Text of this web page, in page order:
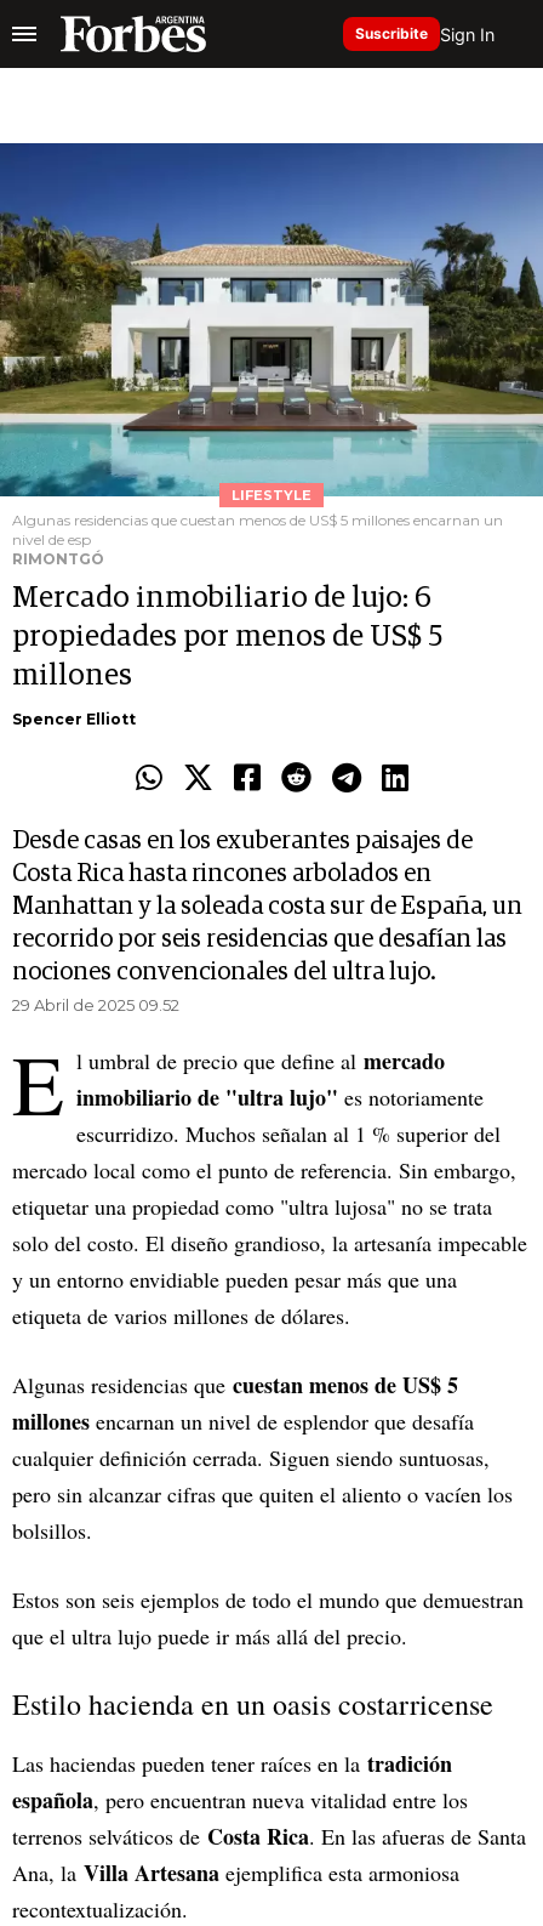
Suscribite Sign In
LIFESTYLE
Algunas residencias que cuestan menos de US$ 5 millones encarnan un
nivel de esp
RIMONTGÓ
Mercado inmobiliario de lujo: 6
propiedades por menos de US$ 5
millones
Spencer Elliott
Desde casas en los exuberantes paisajes de
Costa Rica hasta rincones arbolados en
Manhattan y la soleada costa sur de España, un
recorrido por seis residencias que desafían las
nociones convencionales del ultra lujo.
29 Abril de 2025 09.52
E l umbral de precio que define al mercado
inmobiliario de "ultra lujo" es notoriamente
escurridizo. Muchos señalan al 1 % superior del
mercado local como el punto de referencia. Sin embargo,
etiquetar una propiedad como "ultra lujosa" no se trata
solo del costo. El diseño grandioso, la artesanía impecable
y un entorno envidiable pueden pesar más que una
etiqueta de varios millones de dólares.
Algunas residencias que cuestan menos de US$ 5
millones encarnan un nivel de esplendor que desafía
cualquier definición cerrada. Siguen siendo suntuosas,
pero sin alcanzar cifras que quiten el aliento o vacíen los
bolsillos.
Estos son seis ejemplos de todo el mundo que demuestran
que el ultra lujo puede ir más allá del precio.
Estilo hacienda en un oasis costarricense
Las haciendas pueden tener raíces en la tradición
española, pero encuentran nueva vitalidad entre los
terrenos selváticos de Costa Rica. En las afueras de Santa
Ana, la Villa Artesana ejemplifica esta armoniosa
recontextualización.